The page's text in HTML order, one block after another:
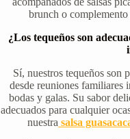
brunch o
¿Los tequeños son
Sí, nuestros tequeños son
desde reuniones familiares
bodas y galas. Su sabor
adecuados para cualquier
nuestra salsa